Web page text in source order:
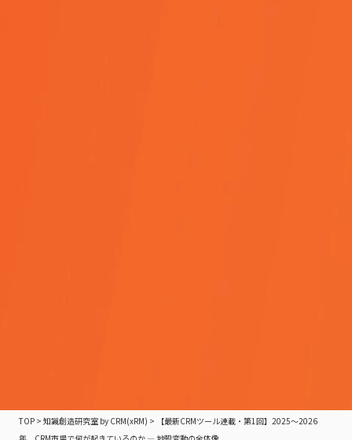
TOP >知識創造研究室 by CRM(xRM) >
【最新CRMツール連載・第1回】2025〜2026